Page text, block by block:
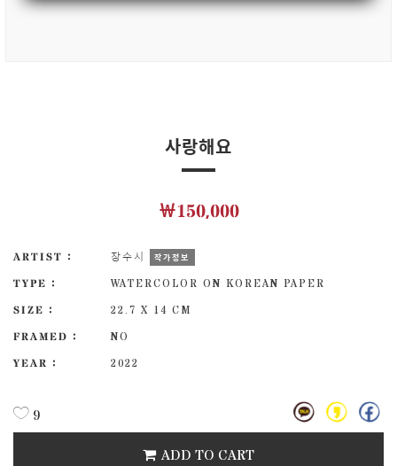
사랑해요
￦150,000
ARTIST : 장수시 작가정보
TYPE :
WATERCOLOR ON KOREAN PAPER
SIZE :
22.7 X 14 CM
FRAMED :
NO
YEAR :
2022
9
ADD TO CART